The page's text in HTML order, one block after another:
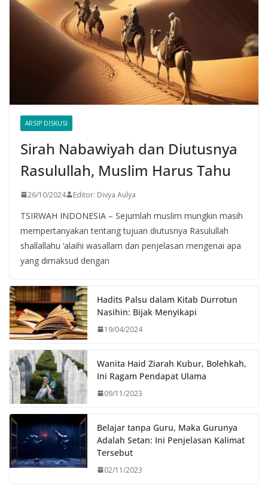
ARSIP DISKUSI
Sirah Nabawiyah dan Diutusnya
Rasulullah, Muslim Harus Tahu
26/10/2024 Editor: Divya Aulya
TSIRWAH INDONESIA – Sejumlah muslim mungkin masih
mempertanyakan tentang tujuan diutusnya Rasulullah
shallallahu ‘alaihi wasallam dan penjelasan mengenai apa
yang dimaksud dengan
Hadits Palsu dalam Kitab Durrotun
Nasihin: Bijak Menyikapi
19/04/2024
Wanita Haid Ziarah Kubur, Bolehkah,
Ini Ragam Pendapat Ulama
09/11/2023
Belajar tanpa Guru, Maka Gurunya
Adalah Setan: Ini Penjelasan Kalimat
Tersebut
02/11/2023